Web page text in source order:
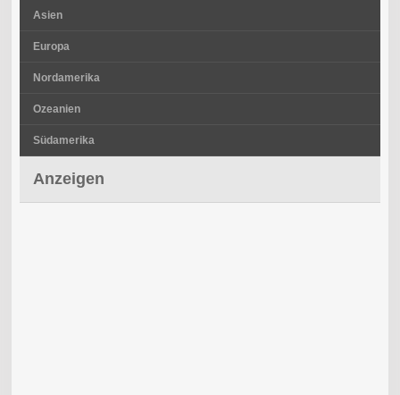
Asien
Europa
Nordamerika
Ozeanien
Südamerika
Anzeigen